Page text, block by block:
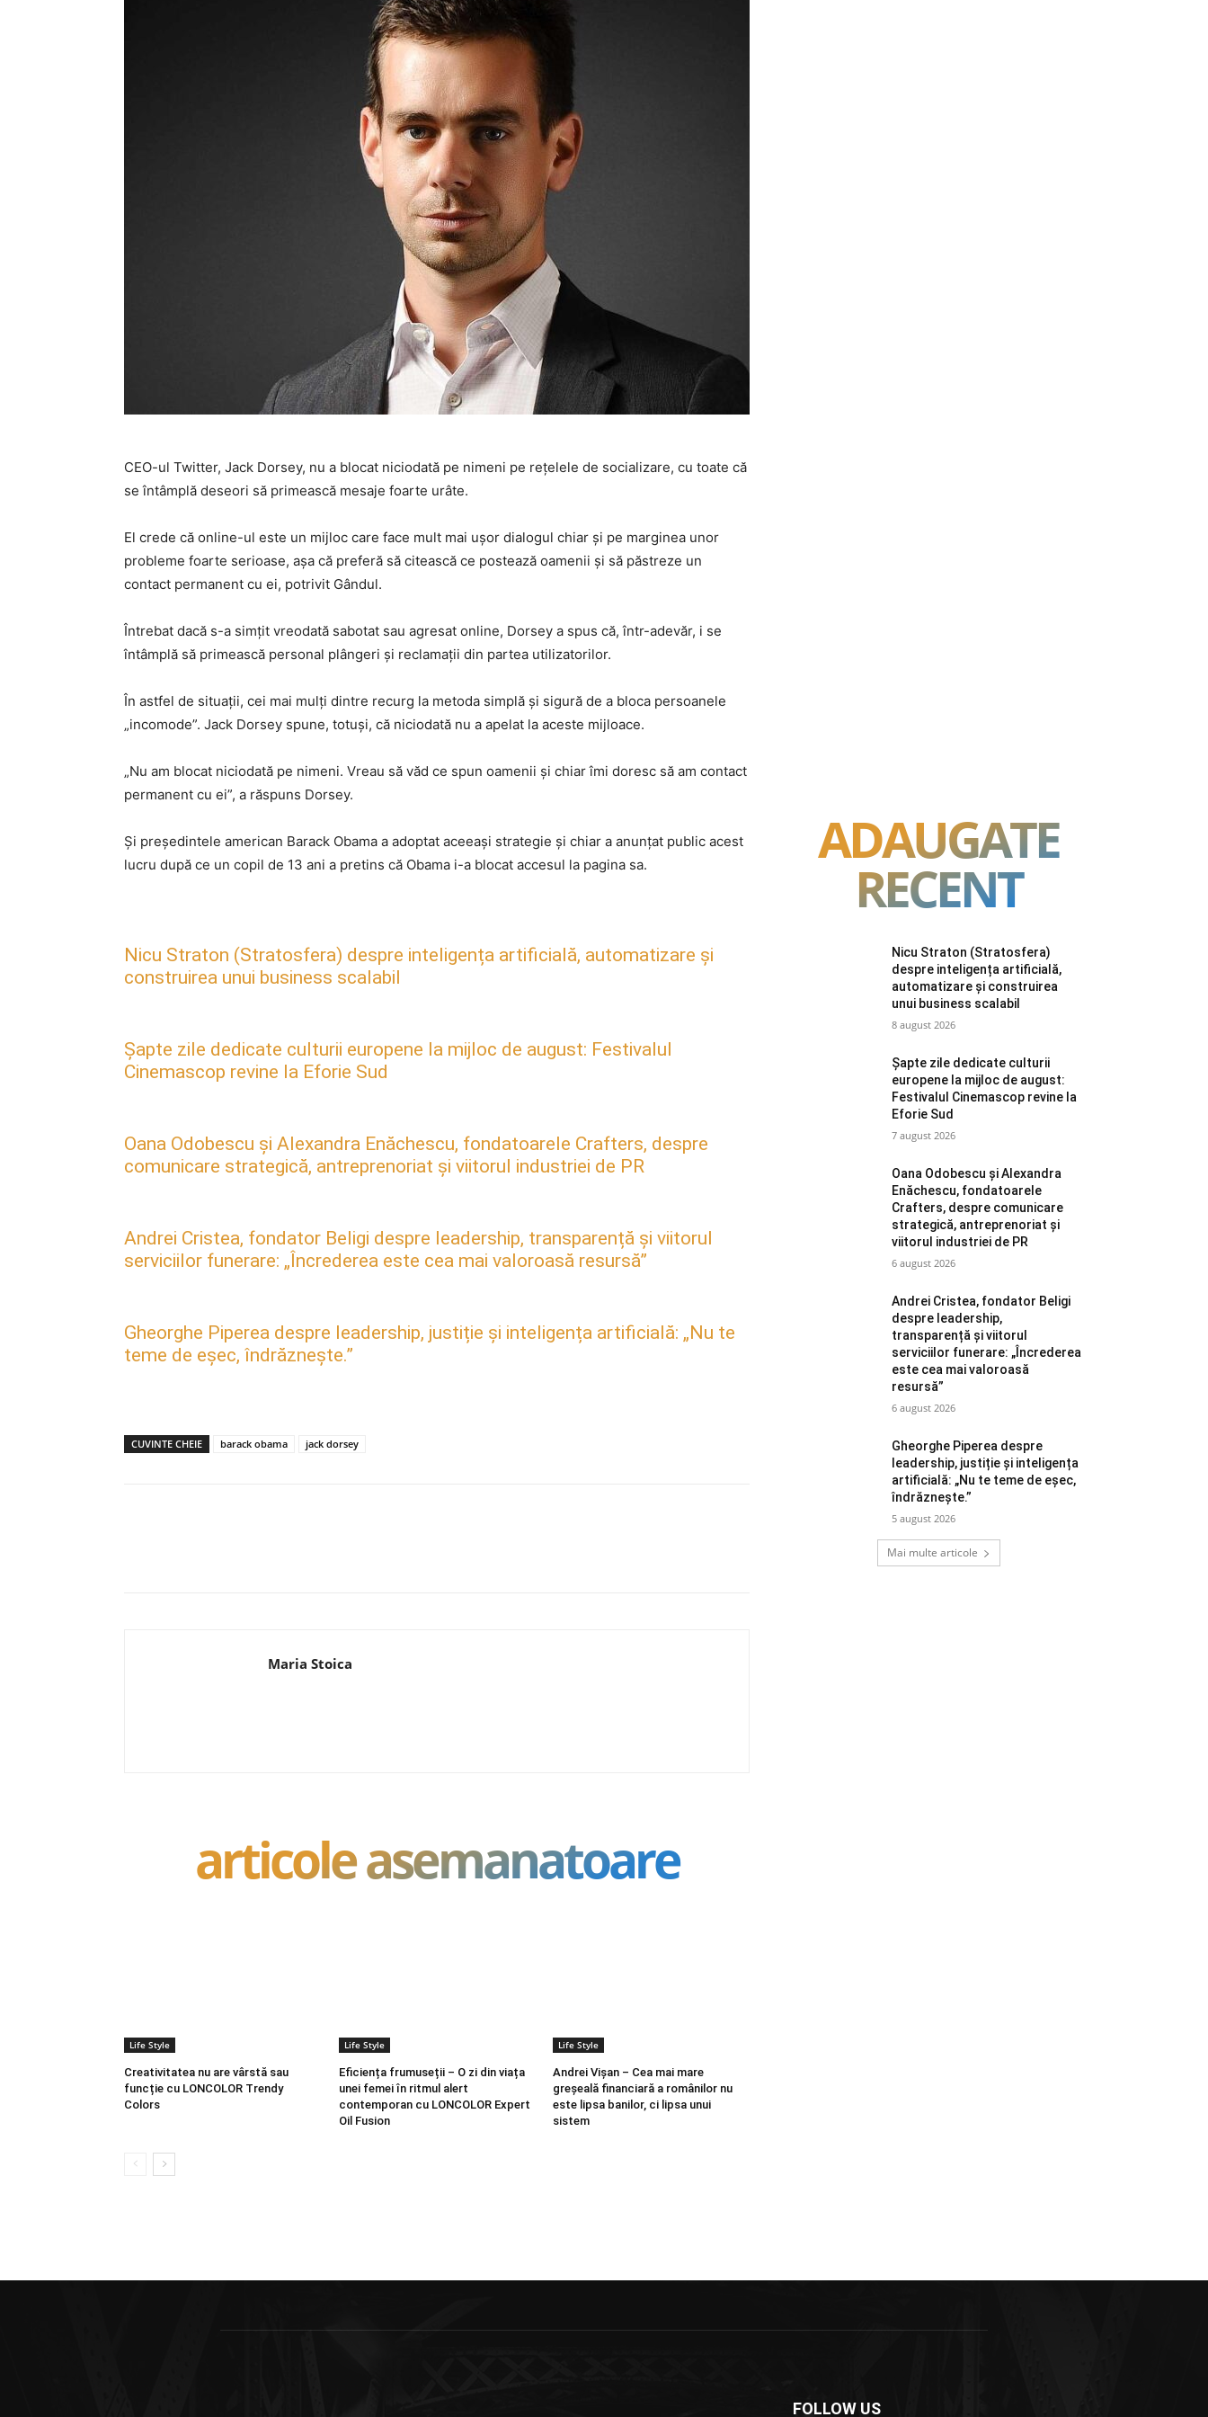
CEO-ul Twitter, Jack Dorsey, nu a blocat niciodată pe nimeni pe reţelele de socializare, cu toate că
se întâmplă deseori să primească mesaje foarte urâte.
El crede că online-ul este un mijloc care face mult mai uşor dialogul chiar şi pe marginea unor
probleme foarte serioase, aşa că preferă să citească ce postează oamenii şi să păstreze un
contact permanent cu ei, potrivit Gândul.
Întrebat dacă s-a simţit vreodată sabotat sau agresat online, Dorsey a spus că, într-adevăr, i se
întâmplă să primească personal plângeri şi reclamaţii din partea utilizatorilor.
În astfel de situaţii, cei mai mulţi dintre recurg la metoda simplă şi sigură de a bloca persoanele
„incomode”. Jack Dorsey spune, totuşi, că niciodată nu a apelat la aceste mijloace.
„Nu am blocat niciodată pe nimeni. Vreau să văd ce spun oamenii şi chiar îmi doresc să am contact
permanent cu ei”, a răspuns Dorsey.
Şi preşedintele american Barack Obama a adoptat aceeaşi strategie şi chiar a anunţat public acest
lucru după ce un copil de 13 ani a pretins că Obama i-a blocat accesul la pagina sa.
Nicu Straton (Stratosfera) despre inteligența artificială, automatizare și
construirea unui business scalabil
Șapte zile dedicate culturii europene la mijloc de august: Festivalul
Cinemascop revine la Eforie Sud
Oana Odobescu și Alexandra Enăchescu, fondatoarele Crafters, despre
comunicare strategică, antreprenoriat și viitorul industriei de PR
Andrei Cristea, fondator Beligi despre leadership, transparență și viitorul
serviciilor funerare: „Încrederea este cea mai valoroasă resursă”
Gheorghe Piperea despre leadership, justiție și inteligența artificială: „Nu te
teme de eșec, îndrăznește.”
CUVINTE CHEIE barack obama jack dorsey
Maria Stoica
articole asemanatoare
Life Style
Creativitatea nu are vârstă sau
funcție cu LONCOLOR Trendy
Colors
Life Style
Eficiența frumuseții – O zi din viața
unei femei în ritmul alert
contemporan cu LONCOLOR Expert
Oil Fusion
Life Style
Andrei Vișan – Cea mai mare
greșeală financiară a românilor nu
este lipsa banilor, ci lipsa unui
sistem
ADAUGATE
RECENT
Nicu Straton (Stratosfera)
despre inteligența artificială,
automatizare și construirea
unui business scalabil
8 august 2026
Șapte zile dedicate culturii
europene la mijloc de august:
Festivalul Cinemascop revine la
Eforie Sud
7 august 2026
Oana Odobescu și Alexandra
Enăchescu, fondatoarele
Crafters, despre comunicare
strategică, antreprenoriat și
viitorul industriei de PR
6 august 2026
Andrei Cristea, fondator Beligi
despre leadership,
transparență și viitorul
serviciilor funerare: „Încrederea
este cea mai valoroasă
resursă”
6 august 2026
Gheorghe Piperea despre
leadership, justiție și inteligența
artificială: „Nu te teme de eșec,
îndrăznește.”
5 august 2026
Mai multe articole
FOLLOW US